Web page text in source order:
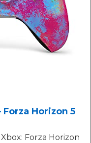
Horizon 5
Forza Horizon